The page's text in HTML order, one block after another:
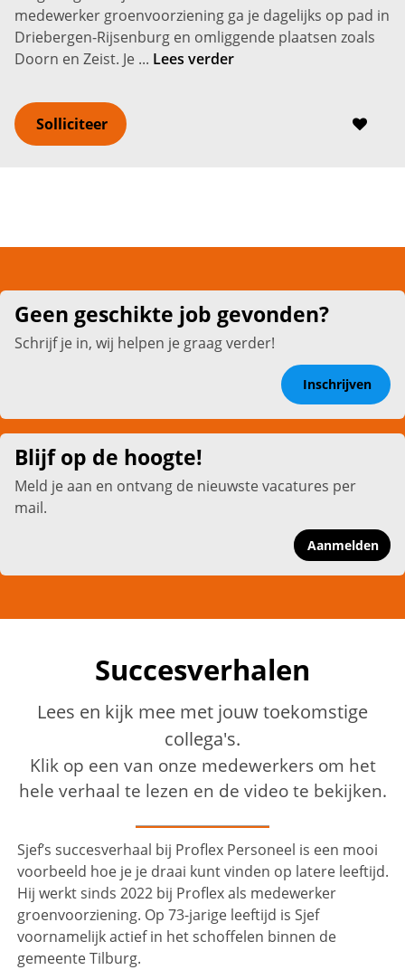
medewerker groenvoorziening ga je dagelijks op pad in
Driebergen-Rijsenburg en omliggende plaatsen zoals
Doorn en Zeist. Je ... Lees verder
Solliciteer
Geen geschikte job gevonden?
Schrijf je in, wij helpen je graag verder!
Inschrijven
Blijf op de hoogte!
Meld je aan en ontvang de nieuwste vacatures per
mail.
Aanmelden
Succesverhalen
Lees en kijk mee met jouw toekomstige
collega's.
Klik op een van onze medewerkers om het
hele verhaal te lezen en de video te bekijken.
Sjef’s succesverhaal bij Proflex Personeel is een mooi
voorbeeld hoe je je draai kunt vinden op latere leeftijd.
Hij werkt sinds 2022 bij Proflex als medewerker
groenvoorziening. Op 73-jarige leeftijd is Sjef
voornamelijk actief in het schoffelen binnen de
gemeente Tilburg.